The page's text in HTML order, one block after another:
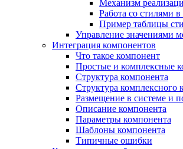
Механизм
Работа со стилями
Пример таблицы
Управление значениями
Интеграция компонентов
Что такое компонент
Простые и комплексные
Структура компонента
Структура комплексного
Размещение в системе и
Описание компонента
Параметры компонента
Шаблоны компонента
Типичные ошибки